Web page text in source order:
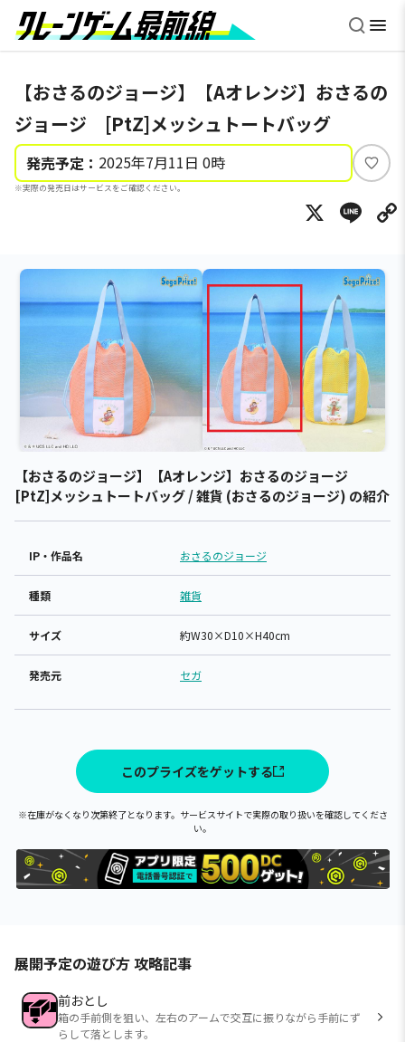
【おさるのジョージ】【Aオレンジ】おさるの
ジョージ [PtZ]メッシュトートバッグ
発売予定： 2025年7月11日 0時
※実際の発売日はサービスをご確認ください。
い
ね
X
【おさるのジョージ】【Aオレンジ】おさるのジョージ
[PtZ]メッシュトートバッグ / 雑貨 (おさるのジョージ) の紹介
IP・作品名 おさるのジョージ
種類 雑貨
サイズ 約W30×D10×H40cm
発売元 セガ
このプライズをゲットする
※在庫がなくなり次第終了となります。サービスサイトで実際の取り扱いを確認してくださ
い。
展開予定の遊び方 攻略記事
前おとし
箱の手前側を狙い、左右のアームで交互に振りながら手前にず
らして落とします。